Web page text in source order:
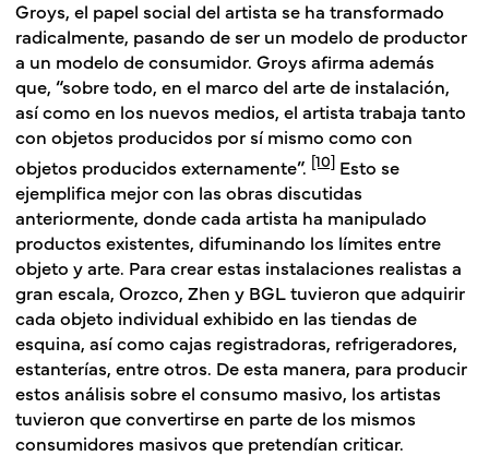
Groys, el papel social del artista se ha transformado
radicalmente, pasando de ser un modelo de productor
a un modelo de consumidor. Groys afirma además
que, “sobre todo, en el marco del arte de instalación,
así como en los nuevos medios, el artista trabaja tanto
con objetos producidos por sí mismo como con
objetos producidos externamente”. [10] Esto se
ejemplifica mejor con las obras discutidas
anteriormente, donde cada artista ha manipulado
productos existentes, difuminando los límites entre
objeto y arte. Para crear estas instalaciones realistas a
gran escala, Orozco, Zhen y BGL tuvieron que adquirir
cada objeto individual exhibido en las tiendas de
esquina, así como cajas registradoras, refrigeradores,
estanterías, entre otros. De esta manera, para producir
estos análisis sobre el consumo masivo, los artistas
tuvieron que convertirse en parte de los mismos
consumidores masivos que pretendían criticar.